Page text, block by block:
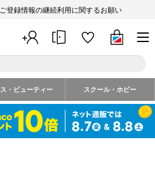
登録情報の継続利用に関するお願い
・ビューティー スクール・ホビー